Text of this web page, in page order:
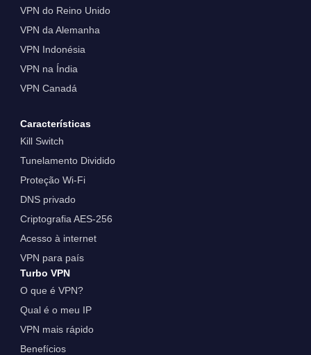
VPN do Reino Unido
VPN da Alemanha
VPN Indonésia
VPN na Índia
VPN Canadá
Características
Kill Switch
Tunelamento Dividido
Proteção Wi-Fi
DNS privado
Criptografia AES-256
Acesso à internet
VPN para país
Turbo VPN
O que é VPN?
Qual é o meu IP
VPN mais rápido
Benefícios